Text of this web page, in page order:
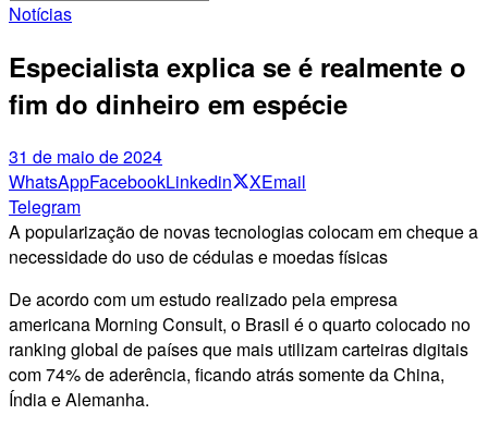
Notícias
Especialista explica se é realmente o
fim do dinheiro em espécie
31 de maio de 2024
WhatsAppFacebookLinkedin XEmail
Telegram
A popularização de novas tecnologias colocam em cheque a
necessidade do uso de cédulas e moedas físicas
De acordo com um estudo realizado pela empresa
americana Morning Consult, o Brasil é o quarto colocado no
ranking global de países que mais utilizam carteiras digitais
com 74% de aderência, ficando atrás somente da China,
Índia e Alemanha.